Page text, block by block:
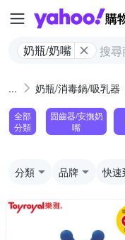
奶瓶/奶嘴
奶瓶/消毒鍋/吸乳器
全部
分類
固齒器/安撫奶
嘴
分類 品牌 快速